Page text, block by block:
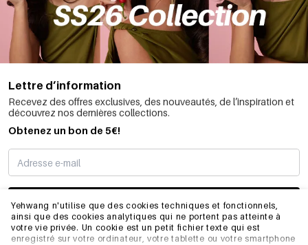
Yehwang n'utilise que des cookies techniques et fonctionnels,
ainsi que des cookies analytiques qui ne portent pas atteinte à
votre vie privée. Un cookie est un petit fichier texte qui est
enregistré sur votre ordinateur, votre tablette ou votre smartphone
Lettre d’information
Recevez des offres exclusives, des nouveautés, de l’inspiration et
découvrez nos dernières collections.
Obtenez un bon de 5€!
JE M’INSCRIS